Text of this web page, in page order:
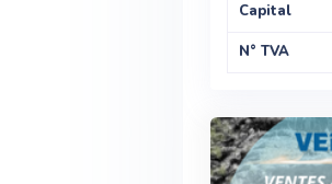
Capital
N° TVA